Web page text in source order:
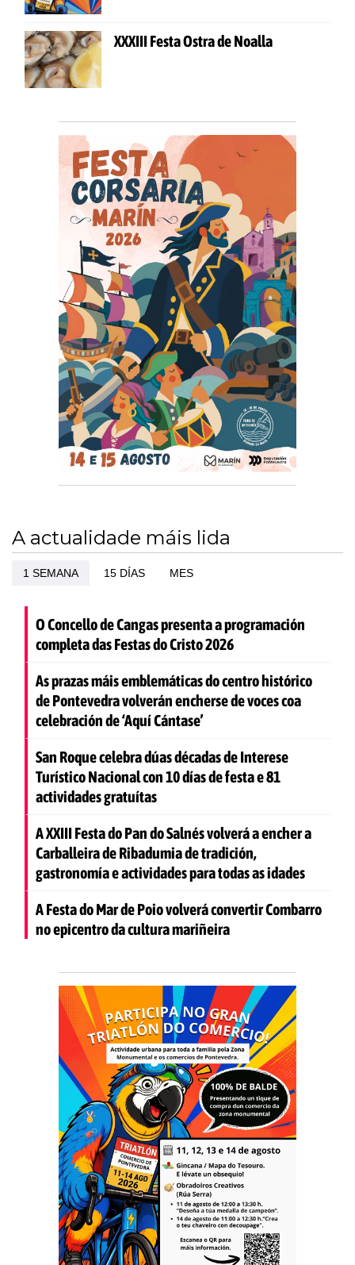
XXXIII Festa Ostra de Noalla
A actualidade máis lida
1 SEMANA 15 DÍAS MES
O Concello de Cangas presenta a programación
completa das Festas do Cristo 2026
As prazas máis emblemáticas do centro histórico
de Pontevedra volverán encherse de voces coa
celebración de ‘Aquí Cántase’
San Roque celebra dúas décadas de Interese
Turístico Nacional con 10 días de festa e 81
actividades gratuítas
A XXIII Festa do Pan do Salnés volverá a encher a
Carballeira de Ribadumia de tradición,
gastronomía e actividades para todas as idades
A Festa do Mar de Poio volverá convertir Combarro
no epicentro da cultura mariñeira